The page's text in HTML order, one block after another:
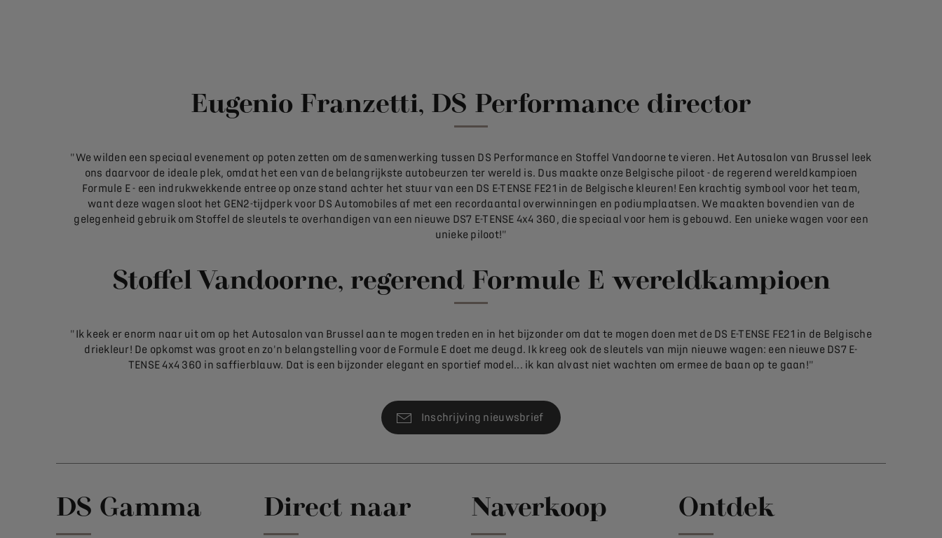
Eugenio Franzetti, DS Performance director
"We wilden een speciaal evenement op poten zetten om de samenwerking tussen DS Performance en Stoffel Vandoorne te vieren. Het Autosalon van Brussel leek
ons daarvoor de ideale plek, omdat het een van de belangrijkste autobeurzen ter wereld is. Dus maakte onze Belgische piloot - de regerend wereldkampioen
Formule E - een indrukwekkende entree op onze stand achter het stuur van een DS E-TENSE FE21 in de Belgische kleuren! Een krachtig symbool voor het team,
want deze wagen sloot het GEN2-tijdperk voor DS Automobiles af met een recordaantal overwinningen en podiumplaatsen. We maakten bovendien van de
gelegenheid gebruik om Stoffel de sleutels te overhandigen van een nieuwe DS7 E-TENSE 4x4 360, die speciaal voor hem is gebouwd. Een unieke wagen voor een
unieke piloot!"
Stoffel Vandoorne, regerend Formule E wereldkampioen
"Ik keek er enorm naar uit om op het Autosalon van Brussel aan te mogen treden en in het bijzonder om dat te mogen doen met de DS E-TENSE FE21 in de Belgische
driekleur! De opkomst was groot en zo'n belangstelling voor de Formule E doet me deugd. Ik kreeg ook de sleutels van mijn nieuwe wagen: een nieuwe DS7 E-
TENSE 4x4 360 in saffierblauw. Dat is een bijzonder elegant en sportief model... ik kan alvast niet wachten om ermee de baan op te gaan!"
Inschrijving nieuwsbrief
DS Gamma Direct naar Naverkoop Ontdek